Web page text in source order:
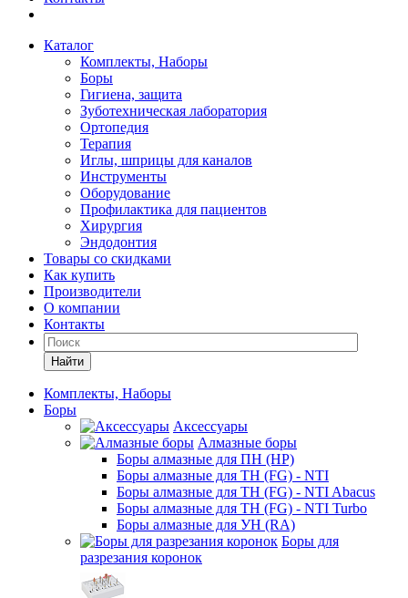
Каталог
Комплекты, Наборы
Боры
Гигиена, защита
Зуботехническая лаборатория
Ортопедия
Терапия
Иглы, шприцы для каналов
Инструменты
Оборудование
Профилактика для пациентов
Хирургия
Эндодонтия
Товары со скидками
Как купить
Производители
О компании
Контакты
Найти
Комплекты, Наборы
Боры
Аксессуары
Алмазные боры
Боры алмазные для ПН (HP)
Боры алмазные для ТН (FG) - NTI
Боры алмазные для ТН (FG) - NTI Abacus
Боры алмазные для ТН (FG) - NTI Turbo
Боры алмазные для УН (RA)
Боры для
разрезания коронок